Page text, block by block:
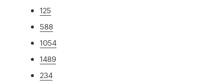
125
588
1054
1489
234